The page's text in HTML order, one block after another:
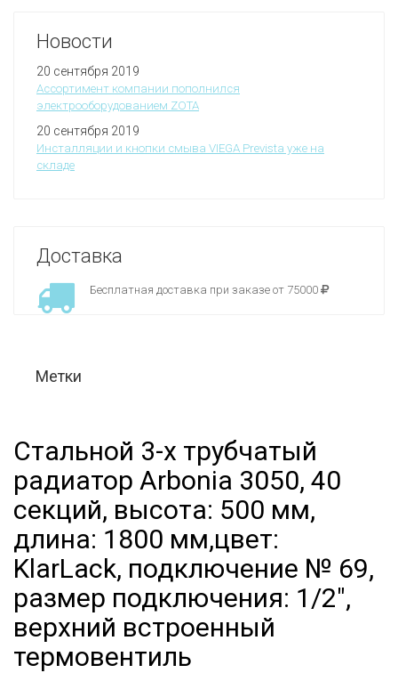
Новости
20 сентября 2019
Ассортимент компании пополнился
электрооборудованием ZOTA
20 сентября 2019
Инсталляции и кнопки смыва VIEGA Prevista уже на
складе
Доставка
Бесплатная доставка при заказе от 75000
Метки
Стальной 3-х трубчатый
радиатор Arbonia 3050, 40
секций, высота: 500 мм,
длина: 1800 мм,цвет:
KlarLack, подключение № 69,
размер подключения: 1/2",
верхний встроенный
термовентиль